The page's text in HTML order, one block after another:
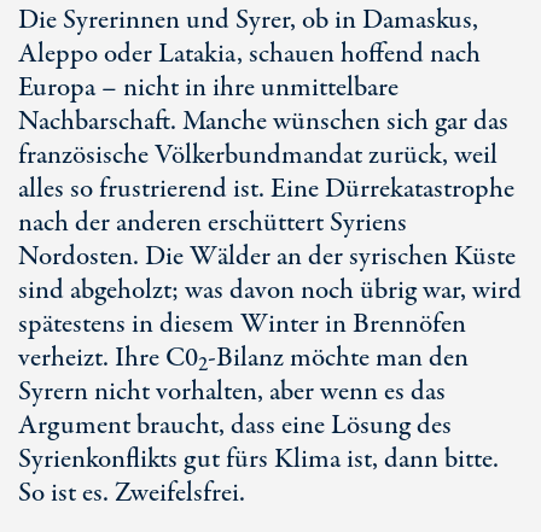
Die Syrerinnen und Syrer, ob in Damaskus,
Aleppo oder Latakia, schauen hoffend nach
Europa – nicht in ihre unmittelbare
Nachbarschaft. Manche wünschen sich gar das
französische Völkerbundmandat zurück, weil
alles so frustrierend ist. Eine Dürrekatastrophe
nach der anderen erschüttert Syriens
Nordosten. Die Wälder an der syrischen Küste
sind abgeholzt; was davon noch übrig war, wird
spätestens in diesem Winter in Brennöfen
verheizt. Ihre C02-Bilanz möchte man den
Syrern nicht vorhalten, aber wenn es das
Argument braucht, dass eine Lösung des
Syrienkonflikts gut fürs Klima ist, dann bitte.
So ist es. Zweifelsfrei.